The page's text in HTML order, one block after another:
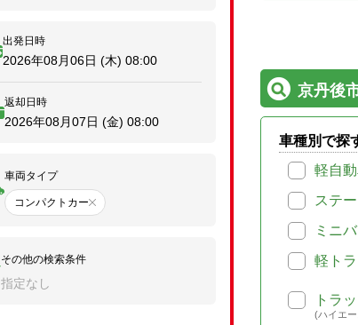
京丹後
車種別で探
軽自
ステ
ミニ
軽ト
トラ
(ハイエ
出発日時
2026年08月06日 (木) 08:00
返却日時
2026年08月07日 (金) 08:00
車両タイプ
コンパクトカー
その他の検索条件
指定なし